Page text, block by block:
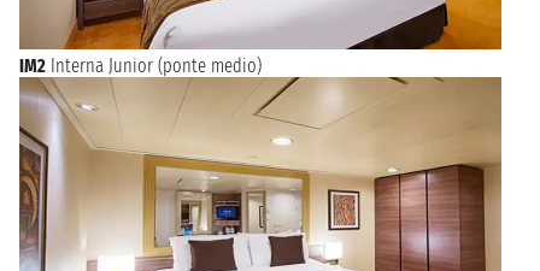
IM2 Interna Junior (ponte medio)